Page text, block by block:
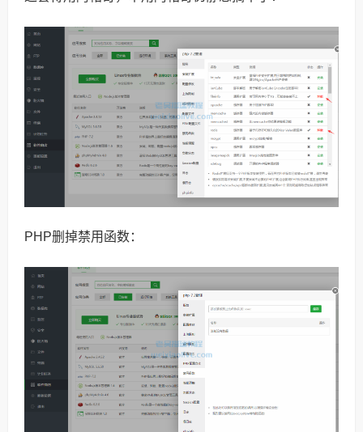
PHP删掉禁用函数：